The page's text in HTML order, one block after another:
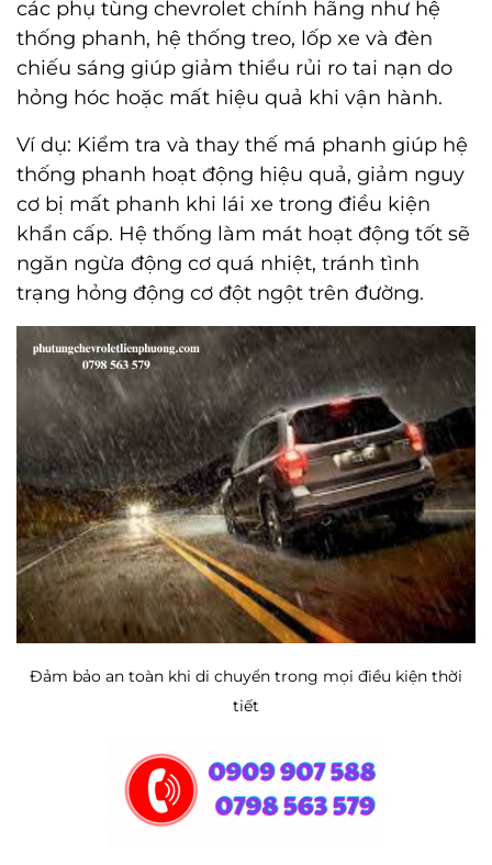
các phụ tùng chevrolet chính hãng như hệ
thống phanh, hệ thống treo, lốp xe và đèn
chiếu sáng giúp giảm thiểu rủi ro tai nạn do
hỏng hóc hoặc mất hiệu quả khi vận hành.
Ví dụ: Kiểm tra và thay thế má phanh giúp hệ
thống phanh hoạt động hiệu quả, giảm nguy
cơ bị mất phanh khi lái xe trong điều kiện
khẩn cấp. Hệ thống làm mát hoạt động tốt sẽ
ngăn ngừa động cơ quá nhiệt, tránh tình
trạng hỏng động cơ đột ngột trên đường.
Đảm bảo an toàn khi di chuyển trong mọi điều kiện thời
tiết